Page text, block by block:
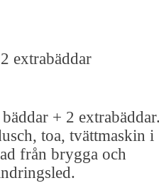
extrabäddar
+ 2
toa, tvättmaskin i
från brygga och